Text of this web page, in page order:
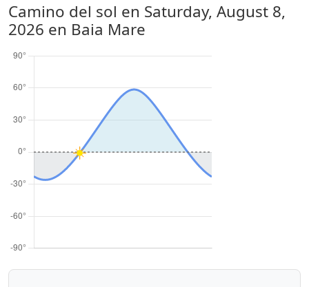
Camino del sol en Saturday, August 8,
2026 en Baia Mare